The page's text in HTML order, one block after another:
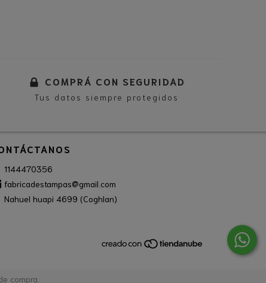
compra.
COMPRÁ CON SEGURIDAD
Tus datos siempre protegidos
1144470356
fabricadestampas@gmail.com
Nahuel huapi 4699 (Coghlan)